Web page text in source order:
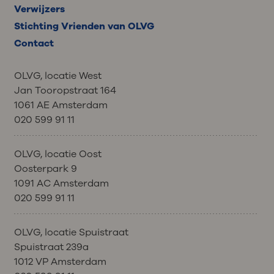
Verwijzers
Stichting Vrienden van OLVG
Contact
OLVG, locatie West
Jan Tooropstraat 164
1061 AE Amsterdam
020 599 91 11
OLVG, locatie Oost
Oosterpark 9
1091 AC Amsterdam
020 599 91 11
OLVG, locatie Spuistraat
Spuistraat 239a
1012 VP Amsterdam